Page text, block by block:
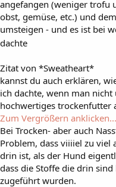
angefangen (weniger trofu
obst, gemüse, etc.) und
umsteigen - und es ist bei
dachte
Zitat von *Sweatheart*
kannst du auch erklären,
ich dachte, wenn man
hochwertiges trockenfutter
Zum Vergrößern
Bei Trocken- aber auch
Problem, dass viiiiel zu viel
drin ist, als der Hund
dass die Stoffe die drin
zugeführt wurden.